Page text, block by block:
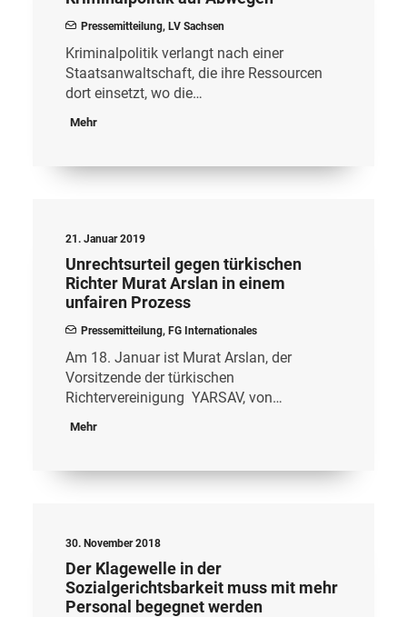
Pressemitteilung, LV Sachsen
Kriminalpolitik verlangt nach einer
Staatsanwaltschaft, die ihre Ressourcen
dort einsetzt, wo die…
Mehr
21. Januar 2019
Unrechtsurteil gegen türkischen
Richter Murat Arslan in einem
unfairen Prozess
Pressemitteilung, FG Internationales
Am 18. Januar ist Murat Arslan, der
Vorsitzende der türkischen
Richtervereinigung YARSAV, von…
Mehr
30. November 2018
Der Klagewelle in der
Sozialgerichtsbarkeit muss mit mehr
Personal begegnet werden